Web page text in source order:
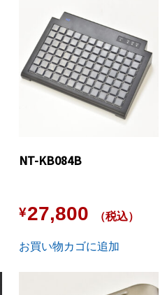
NT-KB084B
¥27,800 （税込）
お買い物カゴに追加